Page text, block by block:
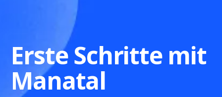
Erste Schritte mit
Manatal